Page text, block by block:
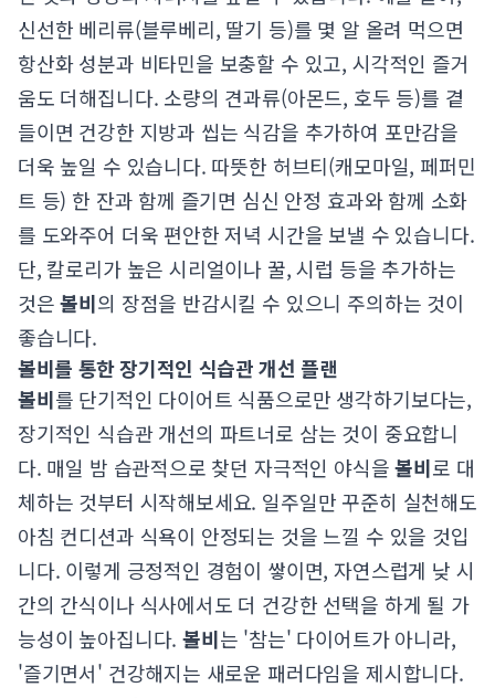
신선한 베리류(블루베리, 딸기 등)를 몇 알 올려 먹으면
항산화 성분과 비타민을 보충할 수 있고, 시각적인 즐거
움도 더해집니다. 소량의 견과류(아몬드, 호두 등)를 곁
들이면 건강한 지방과 씹는 식감을 추가하여 포만감을
더욱 높일 수 있습니다. 따뜻한 허브티(캐모마일, 페퍼민
트 등) 한 잔과 함께 즐기면 심신 안정 효과와 함께 소화
를 도와주어 더욱 편안한 저녁 시간을 보낼 수 있습니다.
단, 칼로리가 높은 시리얼이나 꿀, 시럽 등을 추가하는
것은볼비의 장점을 반감시킬 수 있으니 주의하는 것이
좋습니다.
볼비를 통한 장기적인 식습관 개선 플랜
볼비를 단기적인 다이어트 식품으로만 생각하기보다는,
장기적인 식습관 개선의 파트너로 삼는 것이 중요합니
다. 매일 밤 습관적으로 찾던 자극적인 야식을볼비로 대
체하는 것부터 시작해보세요. 일주일만 꾸준히 실천해도
아침 컨디션과 식욕이 안정되는 것을 느낄 수 있을 것입
니다. 이렇게 긍정적인 경험이 쌓이면, 자연스럽게 낮 시
간의 간식이나 식사에서도 더 건강한 선택을 하게 될 가
능성이 높아집니다.볼비는 '참는' 다이어트가 아니라,
'즐기면서' 건강해지는 새로운 패러다임을 제시합니다.